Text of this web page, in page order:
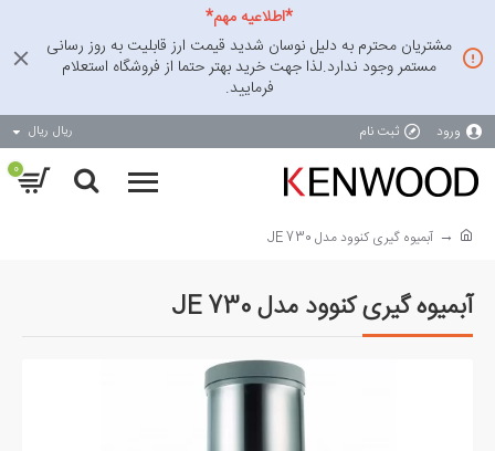
*اطلاعیه مهم*
مشتریان محترم به دلیل نوسان شدید قیمت ارز قابلیت به روز رسانی
مستمر وجود ندارد.لذا جهت خرید بهتر حتما از فروشگاه استعلام
فرمایید.
ورود ثبت نام ریال ریال
0
آبمیوه گیری کنوود مدل JE 730
آبمیوه گیری کنوود مدل JE 730